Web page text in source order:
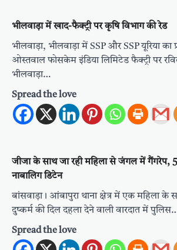
भीलवाड़ा में खाद-फैक्ट्री पर कृषि विभाग की रेड
भीलवाड़ा, भीलवाड़ा में SSP और SSP यूरिया का
ओस्तवाल फोसकेम इंडिया लिमिटेड फैक्ट्री पर
भीलवाड़ा…
Spread the love
जीजा के साथ जा रही महिला से जंगल में गैंगरेप, 5
नाबालिग डिटेन
बांसवाड़ा। आंबापुरा थाना क्षेत्र में एक महिला के
दुष्कर्म की दिल दहला देने वाली वारदात में
Spread the love